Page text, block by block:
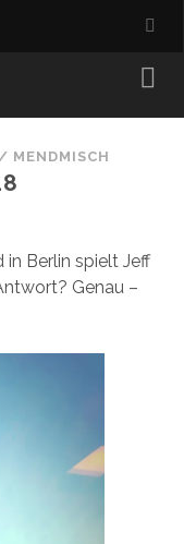
MENDMISCH
Berlin spielt Jeff
Genau –